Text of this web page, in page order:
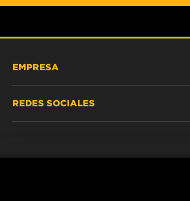
EMPRESA
REDES SOCIALES